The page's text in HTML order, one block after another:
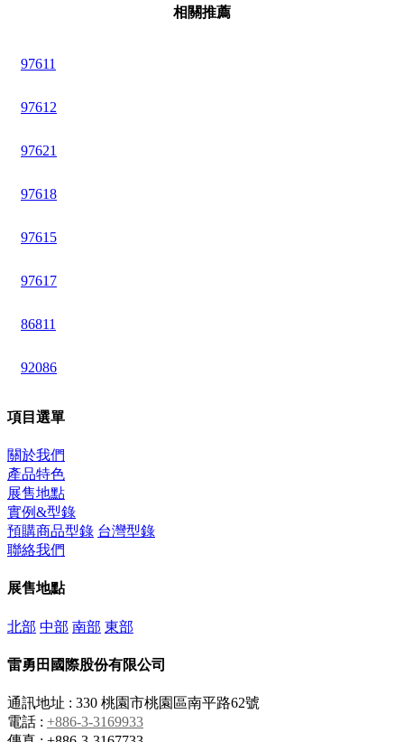
相關推薦
97611
97612
97621
97618
97615
97617
86811
92086
項目選單
關於我們
產品特色
展售地點
實例&型錄
預購商品型錄 台灣型錄
聯絡我們
展售地點
北部 中部 南部 東部
雷勇田國際股份有限公司
通訊地址 : 330 桃園市桃園區南平路62號
電話 : +886-3-3169933